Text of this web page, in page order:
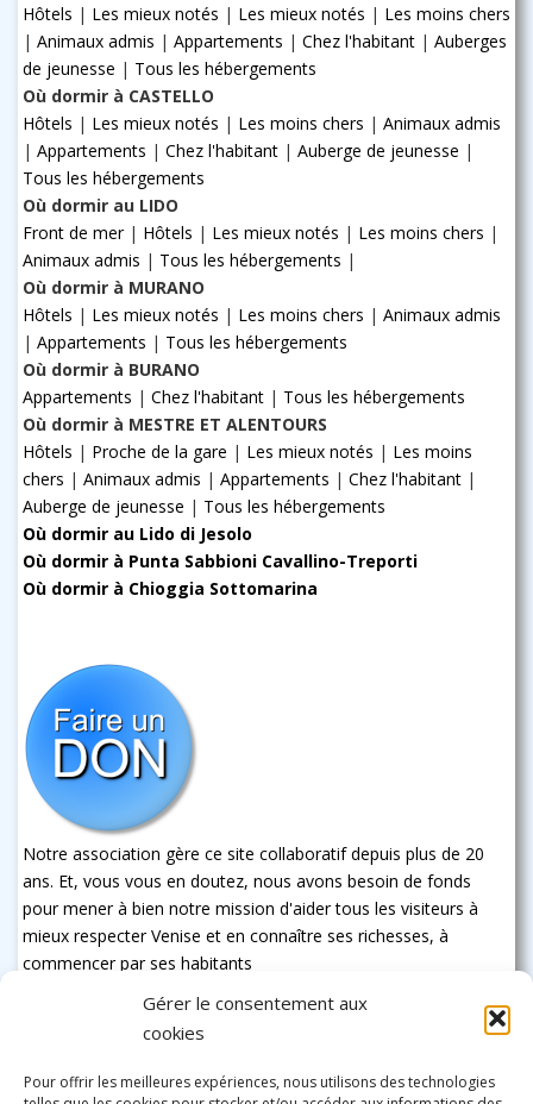
Gérer le consentement aux
cookies
Pour offrir les meilleures expériences, nous utilisons des technologies
Hôtels | Les mieux notés | Les mieux notés | Les moins chers
| Animaux admis | Appartements | Chez l'habitant | Auberges
de jeunesse | Tous les hébergements
Où dormir à CASTELLO
Hôtels | Les mieux notés | Les moins chers | Animaux admis
| Appartements | Chez l'habitant | Auberge de jeunesse |
Tous les hébergements
Où dormir au LIDO
Front de mer| Hôtels | Les mieux notés | Les moins chers |
Animaux admis | Tous les hébergements |
Où dormir à MURANO
Hôtels | Les mieux notés | Les moins chers | Animaux admis
| Appartements | Tous les hébergements
Où dormir à BURANO
Appartements | Chez l'habitant | Tous les hébergements
Où dormir à MESTRE ET ALENTOURS
Hôtels | Proche de la gare | Les mieux notés | Les moins
chers | Animaux admis | Appartements | Chez l'habitant |
Auberge de jeunesse | Tous les hébergements
Où dormir au Lido di Jesolo
Où dormir à Punta Sabbioni Cavallino-Treporti
Où dormir à Chioggia Sottomarina
Notre association gère ce site collaboratif depuis plus de 20
ans. Et, vous vous en doutez, nous avons besoin de fonds
pour mener à bien notre mission d'aider tous les visiteurs à
mieux respecter Venise et en connaître ses richesses, à
commencer par ses habitants